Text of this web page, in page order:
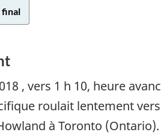
final
, vers 1 h 10, heure
roulait lentement
à Toronto